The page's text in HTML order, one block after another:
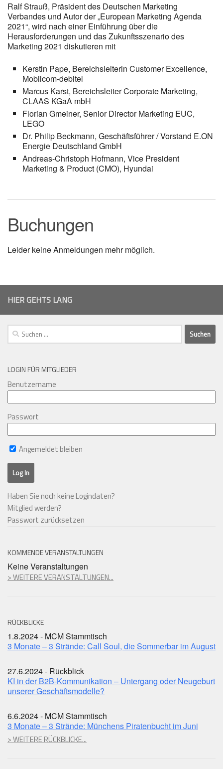
Ralf Strauß, Präsident des Deutschen Marketing
Verbandes und Autor der „European Marketing Agenda
2021“, wird nach einer Einführung über die
Herausforderungen und das Zukunftsszenario des
Marketing 2021 diskutieren mit
Kerstin Pape, Bereichsleiterin Customer Excellence,
Mobilcom-debitel
Marcus Karst, Bereichsleiter Corporate Marketing,
CLAAS KGaA mbH
Florian Gmeiner, Senior Director Marketing EUC,
LEGO
Dr. Philip Beckmann, Geschäftsführer / Vorstand E.ON
Energie Deutschland GmbH
Andreas-Christoph Hofmann, Vice President
Marketing & Product (CMO), Hyundai
Buchungen
Leider keine Anmeldungen mehr möglich.
HIER GEHTS LANG
Suchen
nach:
LOGIN FÜR MITGLIEDER
Benutzername
Passwort
Angemeldet bleiben
Haben Sie noch keine Logindaten?
Mitglied werden?
Passwort zurücksetzen
KOMMENDE VERANSTALTUNGEN
Keine Veranstaltungen
> WEITERE VERANSTALTUNGEN...
RÜCKBLICKE
1.8.2024 - MCM Stammtisch
3 Monate – 3 Strände: Call Soul, die Sommerbar im August
27.6.2024 - Rückblick
KI in der B2B-Kommunikation – Untergang oder Neugeburt
unserer Geschäftsmodelle?
6.6.2024 - MCM Stammtisch
3 Monate – 3 Strände: Münchens Piratenbucht im Juni
> WEITERE RÜCKBLICKE...